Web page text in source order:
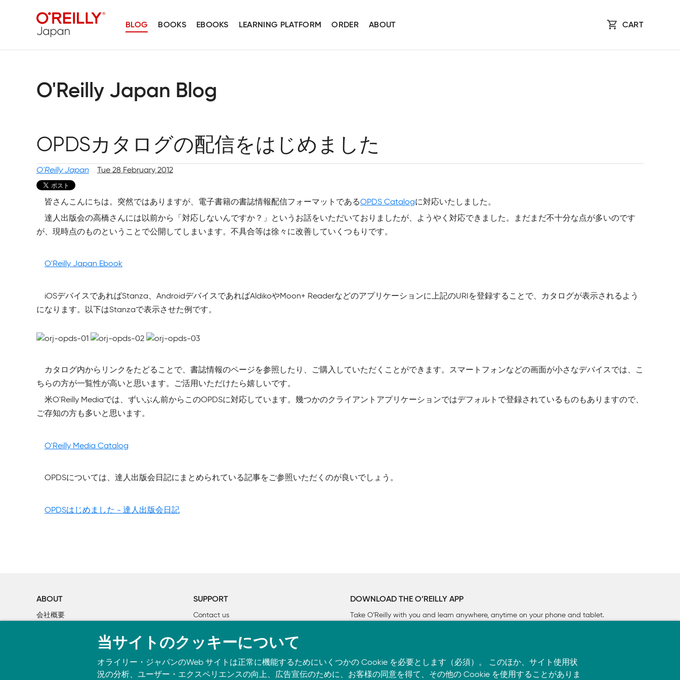
BLOG BOOKS EBOOKS LEARNING PLATFORM ORDER ABOUT CART
O'Reilly Japan Blog
OPDSカタログの配信をはじめました
O'Reilly Japan Tue 28 February 2012
皆さんこんにちは。突然ではありますが、電子書籍の書誌情報配信フォーマットであるOPDS Catalogに対応いたしました。
達人出版会の高橋さんには以前から「対応しないんですか？」というお話をいただいておりましたが、ようやく対応できました。まだまだ不十分な点が多いのです
が、現時点のものということで公開してしまいます。不具合等は徐々に改善していくつもりです。
O'Reilly Japan Ebook
iOSデバイスであればStanza、AndroidデバイスであればAldikoやMoon+ Readerなどのアプリケーションに上記のURIを登録することで、カタログが表示されるよう
になります。以下はStanzaで表示させた例です。
カタログ内からリンクをたどることで、書誌情報のページを参照したり、ご購入していただくことができます。スマートフォンなどの画面が小さなデバイスでは、こ
ちらの方が一覧性が高いと思います。ご活用いただけたら嬉しいです。
米O'Reilly Mediaでは、ずいぶん前からこのOPDSに対応しています。幾つかのクライアントアプリケーションではデフォルトで登録されているものもありますので、
ご存知の方も多いと思います。
O'Reilly Media Catalog
OPDSについては、達人出版会日記にまとめられている記事をご参照いただくのが良いでしょう。
OPDSはじめました - 達人出版会日記
ABOUT
会社概要
SUPPORT
Contact us
書籍注文
DOWNLOAD THE O’REILLY APP
Take O’Reilly with you and learn anywhere, anytime on your phone and tablet.
当サイトのクッキーについて
オライリー・ジャパンのWeb サイトは正常に機能するためにいくつかの Cookie を必要とします（必須）。 このほか、サイト使用状
況の分析、ユーザー・エクスペリエンスの向上、広告宣伝のために、お客様の同意を得て、その他の Cookie を使用することがありま